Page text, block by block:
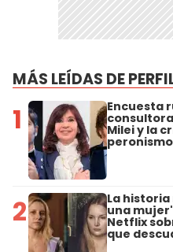
MÁS LEÍDAS DE
1 Encuesta
Milei y la
peronismo
2 La historia
una
Netflix
que